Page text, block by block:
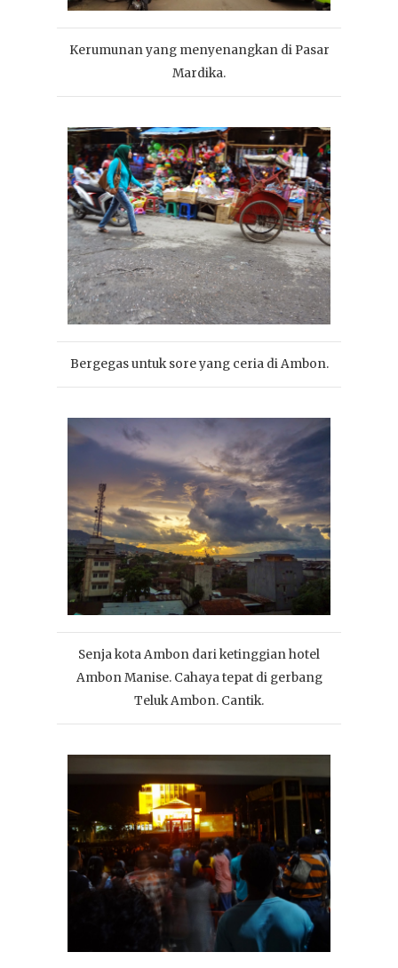
Kerumunan yang menyenangkan di Pasar
Mardika.
Bergegas untuk sore yang ceria di Ambon.
Senja kota Ambon dari ketinggian hotel
Ambon Manise. Cahaya tepat di gerbang
Teluk Ambon. Cantik.